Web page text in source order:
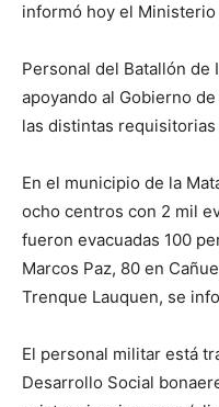
informó hoy el Ministerio
Personal del Batallón de
apoyando al Gobierno
las distintas
En el municipio de la
ocho centros con 2 mil
fueron evacuadas 100
Marcos Paz, 80 en
Trenque Lauquen, se
El personal militar está
Desarrollo Social